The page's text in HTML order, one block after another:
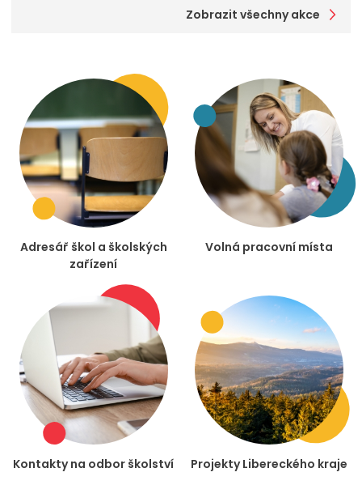
Zobrazit všechny akce
Adresář škol a školských
zařízení
Volná pracovní místa
Kontakty na odbor školství Projekty Libereckého kraje